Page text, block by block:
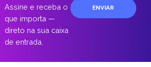
Assine e receba o
que importa —
direto na sua caixa
de entrada.
ENVIAR